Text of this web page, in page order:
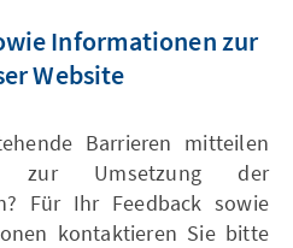
Informationen zur
Website
Barrieren mitteilen
zur Umsetzung der
Für Ihr Feedback sowie
kontaktieren Sie bitte